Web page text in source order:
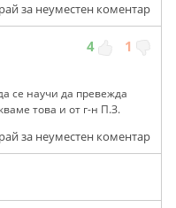
за неуместен коментар
4 1
се научи да превежда
това и от г-н П.З.
за неуместен коментар